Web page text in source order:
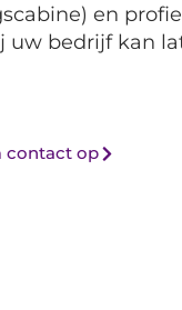
en
uw bedrijf kan
contact op